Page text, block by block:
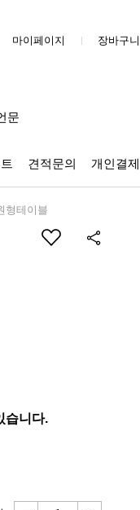
마이페이지 장바구니
문
견적문의 개인결제
형테이블
습니다.